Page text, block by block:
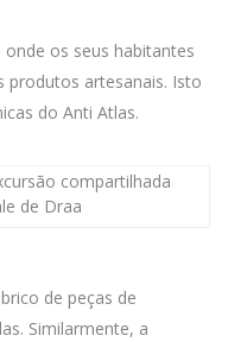
os seus habitantes
artesanais. Isto
do Anti Atlas.
de Draa
de peças de
Similarmente, a